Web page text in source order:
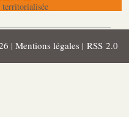
territorialisée
| Mentions légales | RSS 2.0